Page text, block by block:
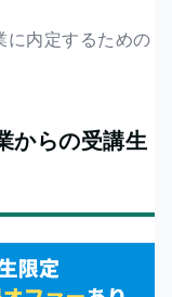
に内定するための
からの受講生